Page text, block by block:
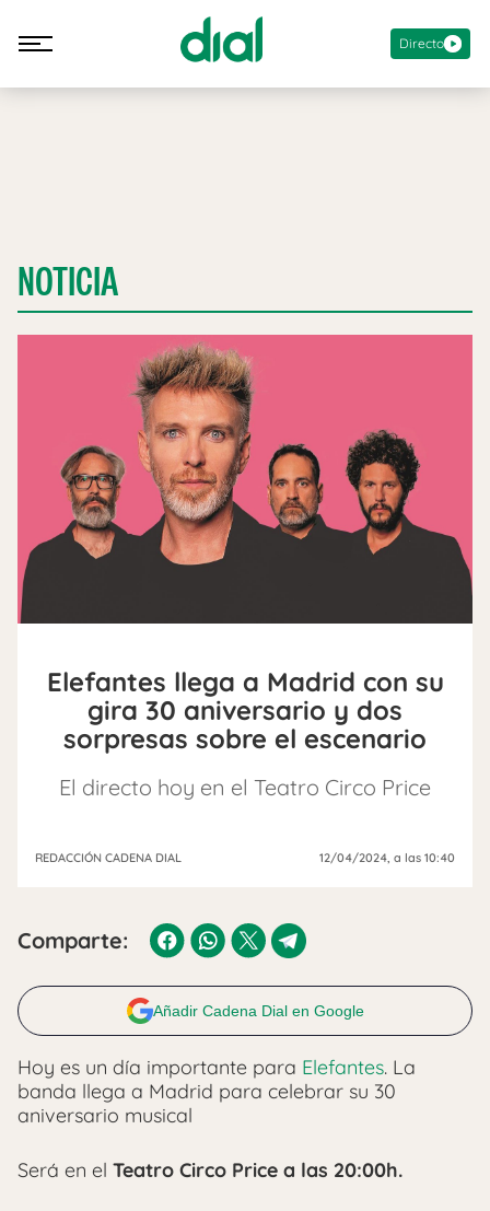
Directo
NOTICIA
Elefantes llega a Madrid con su
gira 30 aniversario y dos
sorpresas sobre el escenario
El directo hoy en el Teatro Circo Price
REDACCIÓN CADENA DIAL 12/04/2024, a las 10:40
Comparte:
Añadir Cadena Dial en Google
Hoy es un día importante para Elefantes. La
banda llega a Madrid para celebrar su 30
aniversario musical
Será en el Teatro Circo Price a las 20:00h.